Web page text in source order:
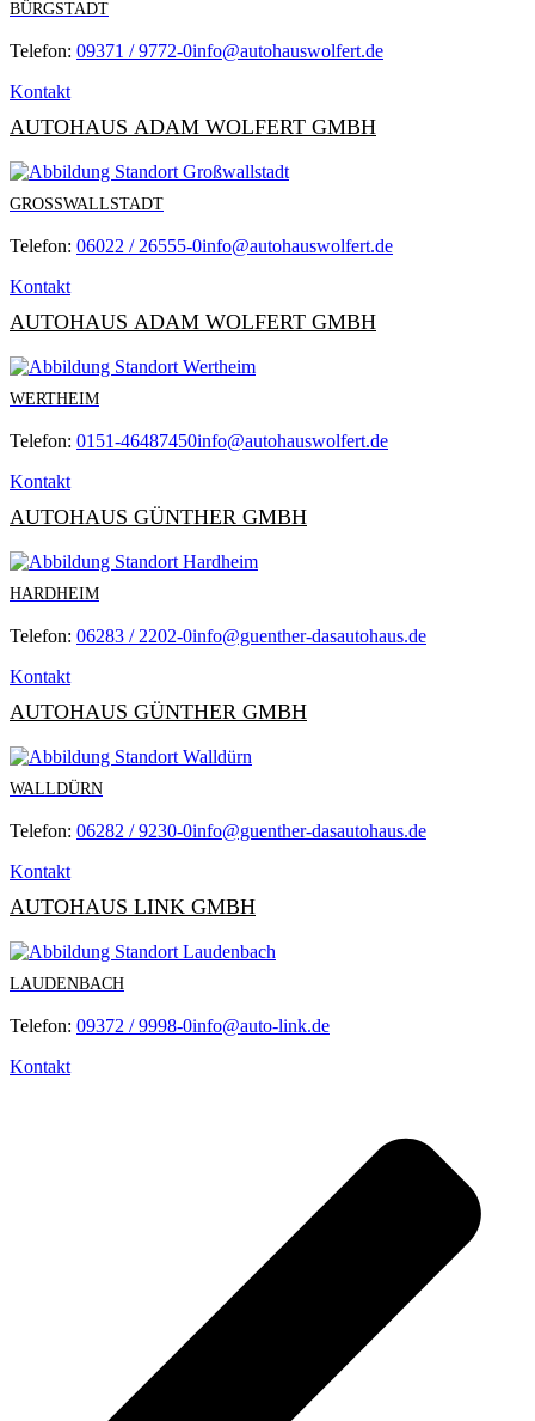
BÜRGSTADT
Telefon: 09371 / 9772-0info@autohauswolfert.de
Kontakt
AUTOHAUS ADAM WOLFERT GMBH
GROSSWALLSTADT
Telefon: 06022 / 26555-0info@autohauswolfert.de
Kontakt
AUTOHAUS ADAM WOLFERT GMBH
WERTHEIM
Telefon: 0151-46487450info@autohauswolfert.de
Kontakt
AUTOHAUS GÜNTHER GMBH
HARDHEIM
Telefon: 06283 / 2202-0info@guenther-dasautohaus.de
Kontakt
AUTOHAUS GÜNTHER GMBH
WALLDÜRN
Telefon: 06282 / 9230-0info@guenther-dasautohaus.de
Kontakt
AUTOHAUS LINK GMBH
LAUDENBACH
Telefon: 09372 / 9998-0info@auto-link.de
Kontakt